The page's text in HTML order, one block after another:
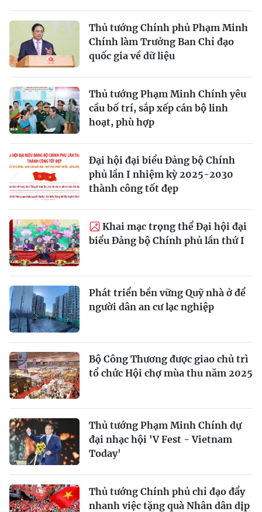
Thủ tướng Chính phủ Phạm Minh
Chính làm Trưởng Ban Chỉ đạo
quốc gia về dữ liệu
Thủ tướng Phạm Minh Chính yêu
cầu bố trí, sắp xếp cán bộ linh
hoạt, phù hợp
Đại hội đại biểu Đảng bộ Chính
phủ lần I nhiệm kỳ 2025-2030
thành công tốt đẹp
Khai mạc trọng thể Đại hội đại
biểu Đảng bộ Chính phủ lần thứ I
Phát triển bền vững Quỹ nhà ở để
người dân an cư lạc nghiệp
Bộ Công Thương được giao chủ trì
tổ chức Hội chợ mùa thu năm 2025
Thủ tướng Phạm Minh Chính dự
đại nhạc hội 'V Fest - Vietnam
Today'
Thủ tướng Chính phủ chỉ đạo đẩy
nhanh việc tặng quà Nhân dân dịp